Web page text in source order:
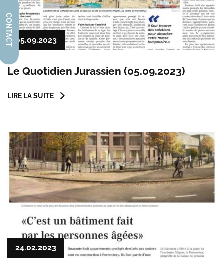
05.09.2023
Le Quotidien Jurassien (05.09.2023)
LIRE LA SUITE
24.02.2023
CONTACT